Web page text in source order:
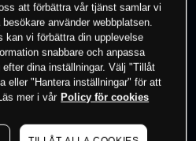
en position i detta
handla
att förbättra vår tjänst samlar vi
använder webbplatsen.
kan vi förbättra din upplevelse
snabbare och anpassa
dina inställningar. Välj "Tillåt
eller "Hantera inställningar" för att
mer i vår Policy för cookies